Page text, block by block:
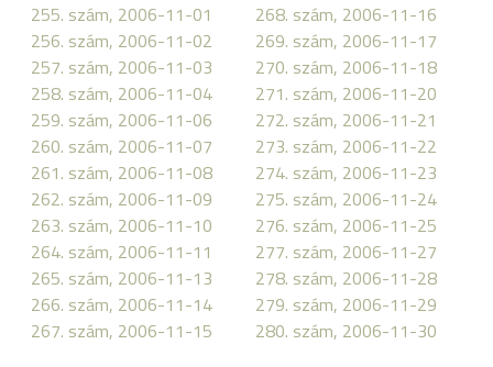
255. szám, 2006-11-01
256. szám, 2006-11-02
257. szám, 2006-11-03
258. szám, 2006-11-04
259. szám, 2006-11-06
260. szám, 2006-11-07
261. szám, 2006-11-08
262. szám, 2006-11-09
263. szám, 2006-11-10
264. szám, 2006-11-11
265. szám, 2006-11-13
266. szám, 2006-11-14
267. szám, 2006-11-15
268. szám, 2006-11-16
269. szám, 2006-11-17
270. szám, 2006-11-18
271. szám, 2006-11-20
272. szám, 2006-11-21
273. szám, 2006-11-22
274. szám, 2006-11-23
275. szám, 2006-11-24
276. szám, 2006-11-25
277. szám, 2006-11-27
278. szám, 2006-11-28
279. szám, 2006-11-29
280. szám, 2006-11-30